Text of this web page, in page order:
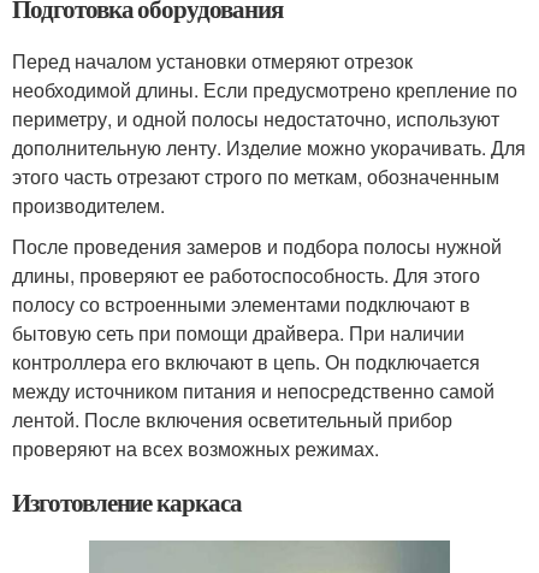
Подготовка оборудования
Перед началом установки отмеряют отрезок
необходимой длины. Если предусмотрено крепление по
периметру, и одной полосы недостаточно, используют
дополнительную ленту. Изделие можно укорачивать. Для
этого часть отрезают строго по меткам, обозначенным
производителем.
После проведения замеров и подбора полосы нужной
длины, проверяют ее работоспособность. Для этого
полосу со встроенными элементами подключают в
бытовую сеть при помощи драйвера. При наличии
контроллера его включают в цепь. Он подключается
между источником питания и непосредственно самой
лентой. После включения осветительный прибор
проверяют на всех возможных режимах.
Изготовление каркаса